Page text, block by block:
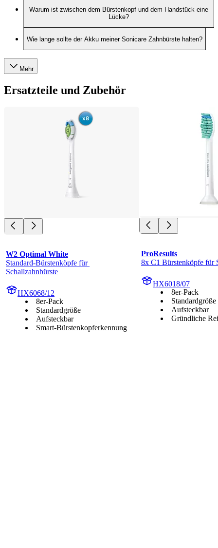
Warum ist zwischen dem Bürstenkopf und dem Handstück eine
Lücke?
Wie lange sollte der Akku meiner Sonicare Zahnbürste halten?
Mehr
Ersatzteile und Zubehör
W2 Optimal White
Standard-Bürstenköpfe für
Schallzahnbürste
HX6068/12
8er-Pack
Standardgröße
Aufsteckbar
Smart-Bürstenkopferkennung
ProResults
8x C1 Bürstenköpfe für
HX6018/07
8er-Pack
Standardgröße
Aufsteckbar
Gründliche